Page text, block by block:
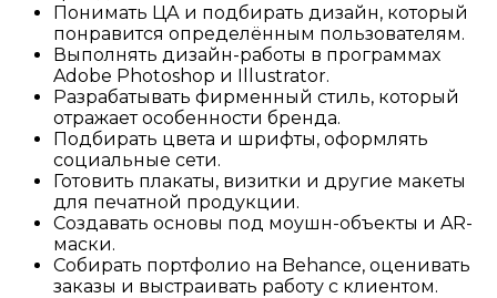
Понимать ЦА и подбирать дизайн, который
понравится определённым пользователям.
Выполнять дизайн-работы в программах
Adobe Photoshop и Illustrator.
Разрабатывать фирменный стиль, который
отражает особенности бренда.
Подбирать цвета и шрифты, оформлять
социальные сети.
Готовить плакаты, визитки и другие макеты
для печатной продукции.
Создавать основы под моушн-объекты и AR-
маски.
Собирать портфолио на Behance, оценивать
заказы и выстраивать работу с клиентом.